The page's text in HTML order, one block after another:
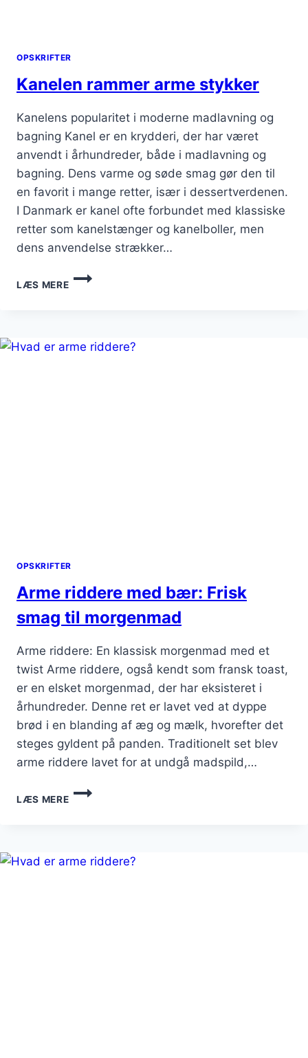
OPSKRIFTER
Kanelen rammer arme stykker
Kanelens popularitet i moderne madlavning og
bagning Kanel er en krydderi, der har været
anvendt i århundreder, både i madlavning og
bagning. Dens varme og søde smag gør den til
en favorit i mange retter, især i dessertverdenen.
I Danmark er kanel ofte forbundet med klassiske
retter som kanelstænger og kanelboller, men
dens anvendelse strækker…
LÆS MERE
KANELEN
RAMMER
OPSKRIFTER
Arme riddere med bær: Frisk
smag til morgenmad
Arme riddere: En klassisk morgenmad med et
twist Arme riddere, også kendt som fransk toast,
er en elsket morgenmad, der har eksisteret i
århundreder. Denne ret er lavet ved at dyppe
brød i en blanding af æg og mælk, hvorefter det
steges gyldent på panden. Traditionelt set blev
arme riddere lavet for at undgå madspild,…
LÆS MERE
ARME
RIDDERE
SMAG